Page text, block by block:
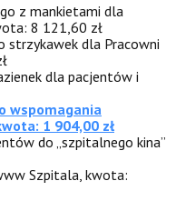
z mankietami dla
8 121,60 zł
strzykawek dla Pracowni
dla pacjentów i
wspomagania
1 904,00 zł
do „szpitalnego kina”
Szpitala, kwota: